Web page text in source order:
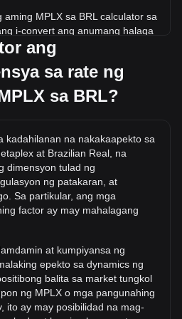
MPLX sa BRL calculator sa
i-convert ang anumang halaga
rin kami ng mga quick-
para sa mga pinakasikat na
5 BRL ay katumbas ng 41.7
ay nagkakahalaga ng
MPLX sa BRL ay R$4.54. Ito ay
kung ang halaga ng 1 MPLX/BRL
mataas sa lahat ng oras.
ng Metaplex sa BRL?
Sa nakalipas na buwan, ang
(MPLX) ay bumaba ng 25.77%
ang
sa rate ng
sa BRL?
kadahilanan na nakakaapekto sa
at Brazilian Real, na
dimensyon tulad ng
ng patakaran, at
Sa partikular, ang mga
factor ay may mahalagang
at kumpiyansa ng
epekto sa dynamics ng
balita sa market tungkol
ng MPLX o mga pangunahing
ito ay may posibilidad na mag-